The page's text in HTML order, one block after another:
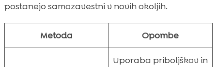
postanejo samozavestni v novih okoljih.
Metoda Opombe
Uporaba priboljškov in